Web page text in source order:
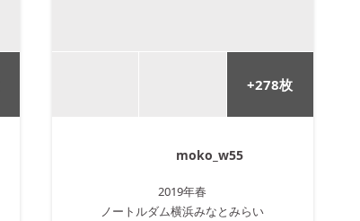
+278枚
moko_w55
2019年春
ノートルダム横浜みなとみらい